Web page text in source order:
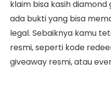
klaim bisa kasih diamond
ada bukti yang bisa
legal. Sebaiknya kamu
resmi, seperti kode
giveaway resmi, atau